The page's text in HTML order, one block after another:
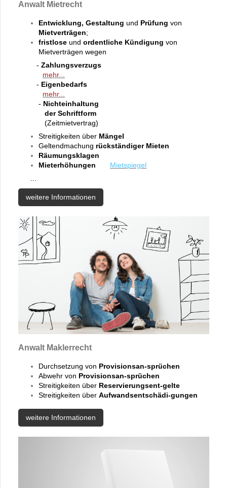
Anwalt Mietrecht
Entwicklung, Gestaltung und Prüfung von
Mietverträgen;
fristlose und ordentliche Kündigung von
Mietverträgen wegen
- Zahlungsverzugs
mehr...
- Eigenbedarfs
mehr...
- Nichteinhaltung
der Schriftform
(Zeitmietvertrag)
Streitigkeiten über Mängel
Geltendmachung rückständiger Mieten
Räumungsklagen
Mieterhöhungen
Mietspiegel
weitere Informationen
Anwalt Maklerrecht
Durchsetzung von Provisionsan-sprüchen
Abwehr von Provisionsan-sprüchen
Streitigkeiten über Reservierungsent-gelte
Streitigkeiten über Aufwandsentschädi-gungen
weitere Informationen